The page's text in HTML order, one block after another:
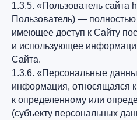
1.3.5. «Пользователь сайта
Пользователь) —
имеющее доступ к Сайту
и использующее
Сайта.
1.3.6. «Персональные
информация, относящаяся
к определенному или
(субъекту персональных